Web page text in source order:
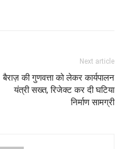
Next article
बैराज़ की गुणवत्ता को लेकर कार्यपालन
यंत्री सख्त, रिजेक्ट कर दी घटिया
निर्माण सामग्री